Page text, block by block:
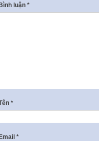
Bình luận *
*
Email *